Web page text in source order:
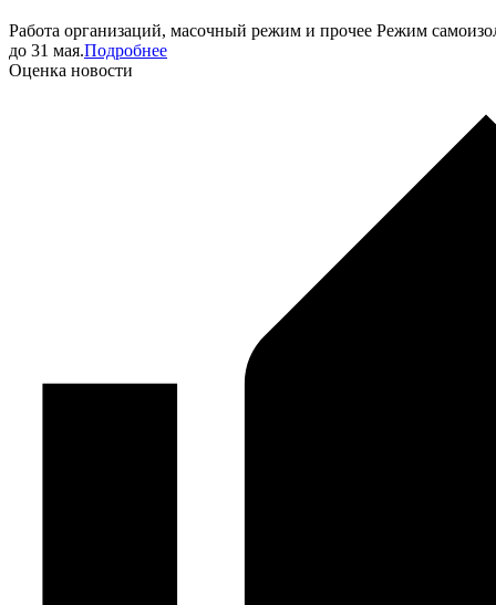
Работа организаций, масочный режим и прочее Режим
до 31 мая.Подробнее
Оценка новости